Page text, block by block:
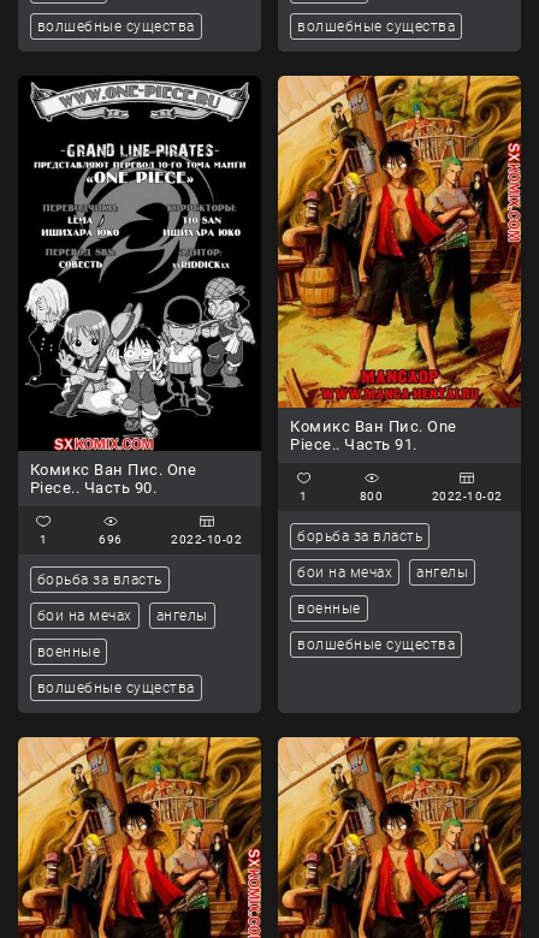
волшебные существа волшебные существа
Комикс Ван Пис. One
Piece.. Часть 90.
1 696 2022-10-02
борьба за власть
бои на мечах ангелы
военные
волшебные существа
Комикс Ван Пис. One
Piece.. Часть 91.
1 800 2022-10-02
борьба за власть
бои на мечах ангелы
военные
волшебные существа